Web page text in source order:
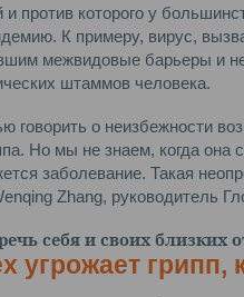
против которого у
К примеру, вирус,
межвидовые барьеры и
штаммов человека.
говорить о неизбежности
Но мы не знаем, когда она
заболевание. Такая
Zhang, руководитель
себя и своих близких
угрожает грипп,